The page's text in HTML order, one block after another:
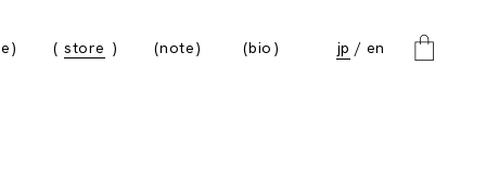
store note bio jp en